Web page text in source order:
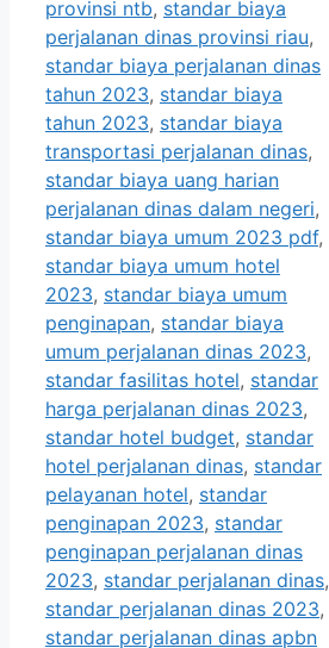
provinsi ntb, standar biaya
perjalanan dinas provinsi riau,
standar biaya perjalanan dinas
tahun 2023, standar biaya
tahun 2023, standar biaya
transportasi perjalanan dinas,
standar biaya uang harian
perjalanan dinas dalam negeri,
standar biaya umum 2023 pdf,
standar biaya umum hotel
2023, standar biaya umum
penginapan, standar biaya
umum perjalanan dinas 2023,
standar fasilitas hotel, standar
harga perjalanan dinas 2023,
standar hotel budget, standar
hotel perjalanan dinas, standar
pelayanan hotel, standar
penginapan 2023, standar
penginapan perjalanan dinas
2023, standar perjalanan dinas,
standar perjalanan dinas 2023,
standar perjalanan dinas apbn